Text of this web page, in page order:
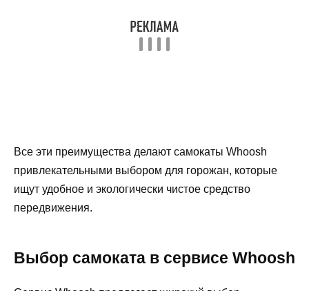
Все эти преимущества делают самокаты Whoosh
привлекательными выбором для горожан, которые
ищут удобное и экологически чистое средство
передвижения.
Выбор самоката в сервисе Whoosh